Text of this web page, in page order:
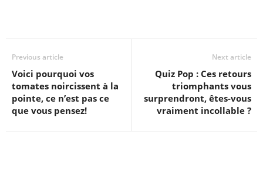
Previous article
Voici pourquoi vos
tomates noircissent à la
pointe, ce n’est pas ce
que vous pensez!
Next article
Quiz Pop : Ces retours
triomphants vous
surprendront, êtes-vous
vraiment incollable ?